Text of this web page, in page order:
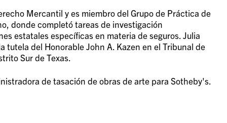
Mercantil y es miembro del Grupo de Práctica de
donde completó tareas de investigación
estatales específicas en materia de seguros. Julia
del Honorable John A. Kazen en el Tribunal de
Sur de Texas.
de tasación de obras de arte para Sotheby's.